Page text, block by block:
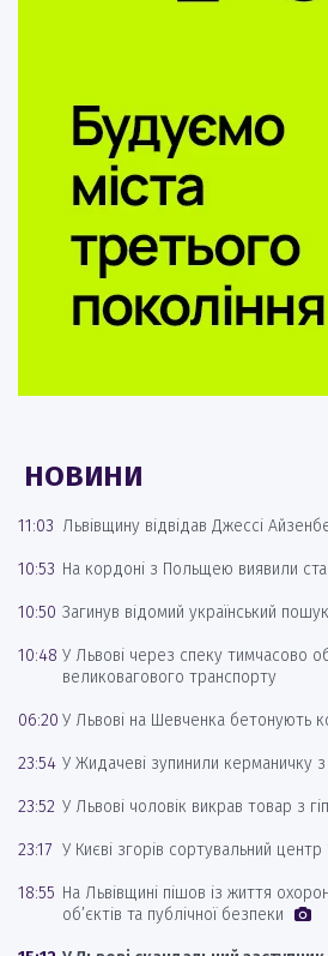
НОВИНИ
11:03 Львівщину відвідав Джессі
10:53 На кордоні з Польщею виявили
10:50 Загинув відомий український
10:48 У Львові через спеку тимчасово
великовагового транспорту
06:20 У Львові на Шевченка бетонують
23:54 У Жидачеві зупинили керманичку з
23:52 У Львові чоловік викрав товар з
23:17 У Києві згорів сортувальний
18:55 На Львівщині пішов із життя
об’єктів та публічної безпеки